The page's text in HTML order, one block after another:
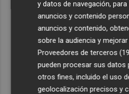
y datos de navegación,
anuncios y contenido
anuncios y contenido,
sobre la audiencia y
Proveedores de terceros
pueden procesar sus datos
otros fines, incluido el uso
geolocalización precisos y